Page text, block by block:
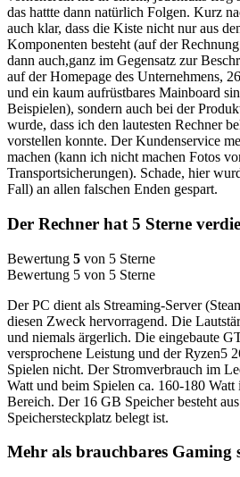
das hattte dann natürlich Folgen. Kurz
auch klar, dass die Kiste nicht nur aus
Komponenten besteht (auf der
dann auch,ganz im Gegensatz zur
auf der Homepage des Unternehmens,
und ein kaum aufrüstbares Mainboard
Beispielen), sondern auch bei der
wurde, dass ich den lautesten Rechner
vorstellen konnte. Der Kundenservice
machen (kann ich nicht machen Fotos
Transportsicherungen). Schade, hier
Fall) an allen falschen Enden gespart.
Der Rechner hat 5 Sterne
Bewertung 5 von 5 Sterne
Bewertung 5 von 5 Sterne
Der PC dient als Streaming-Server
diesen Zweck hervorragend. Die
und niemals ärgerlich. Die eingebaute
versprochene Leistung und der Ryzen5
Spielen nicht. Der Stromverbrauch im
Watt und beim Spielen ca. 160-180 Watt
Bereich. Der 16 GB Speicher besteht
Speichersteckplatz belegt ist.
Mehr als brauchbares Gaming